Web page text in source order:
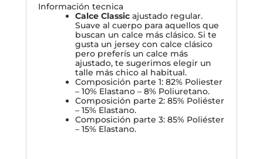
Información tecnica
Calce Classic ajustado regular.
Suave al cuerpo para aquellos que
buscan un calce más clásico. Si te
gusta un jersey con calce clásico
pero preferís un calce más
ajustado, te sugerimos elegir un
talle más chico al habitual.
Composición parte 1: 82% Poliester
– 10% Elastano – 8% Poliuretano.
Composición parte 2: 85% Poliéster
– 15% Elastano.
Composición parte 3: 85% Poliéster
– 15% Elastano.